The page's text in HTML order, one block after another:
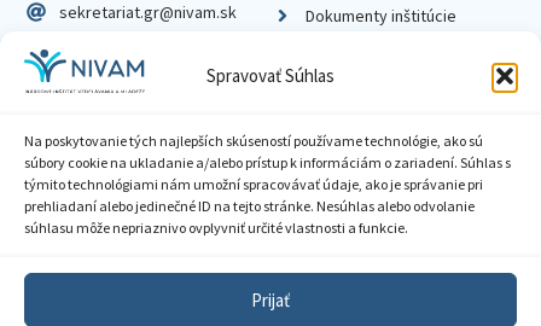
Spravovať Súhlas
Na poskytovanie tých najlepších skúseností používame technológie, ako sú
súbory cookie na ukladanie a/alebo prístup k informáciám o zariadení. Súhlas s
týmito technológiami nám umožní spracovávať údaje, ako je správanie pri
prehliadaní alebo jedinečné ID na tejto stránke. Nesúhlas alebo odvolanie
súhlasu môže nepriaznivo ovplyvniť určité vlastnosti a funkcie.
Prijať
sekretariat.gr@nivam.sk
IČO: 00164348
DIČ: 2020798714
Dokumenty inštitúcie
Zásady ochrany súkromia
Sprístupnenie informácií